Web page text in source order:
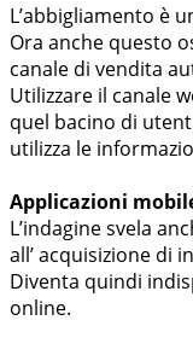
L’abbigliamento è
Ora anche questo
canale di vendita
Utilizzare il canale
quel bacino di
utilizza le
Applicazioni
L’indagine svela
all’ acquisizione di
Diventa quindi
online.